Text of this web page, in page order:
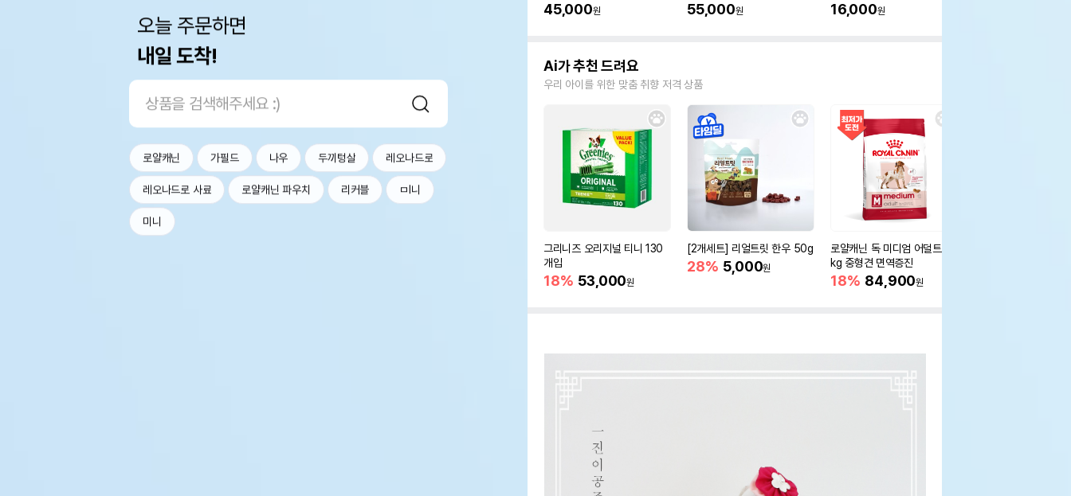
오늘 주문하면
내일 도착!
로얄캐닌 가필드 나우 두끼텅살 레오나드로
레오나드로 사료 로얄캐닌 파우치 리커블 ㅁl니
미니
45,000원 55,000원 16,000원
Ai가 추천 드려요
우리 아이를 위한 맞춤 취향 저격 상품
그리니즈 오리지널 티니 130
개입
18% 53,000원
[2개세트] 리얼트릿 한우 50g
28% 5,000원
로얄캐닌 독 미디엄 어덜트 10
kg 중형견 면역증진
18% 84,900원